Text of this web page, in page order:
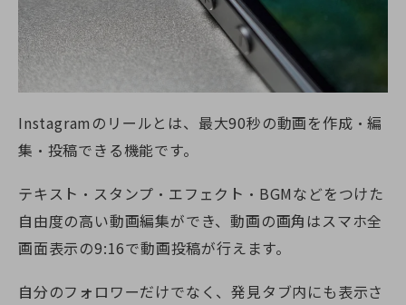
Instagramのリールとは、最大90秒の動画を作成・編
集・投稿できる機能です。
テキスト・スタンプ・エフェクト・BGMなどをつけた
自由度の高い動画編集ができ、動画の画角はスマホ全
画面表示の9:16で動画投稿が行えます。
自分のフォロワーだけでなく、発見タブ内にも表示さ